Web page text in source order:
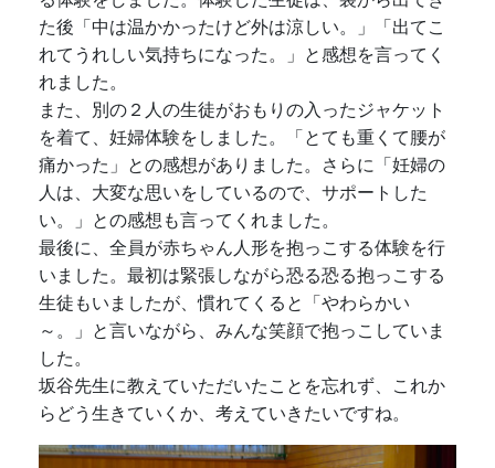
た後「中は温かかったけど外は涼しい。」「出てこ
れてうれしい気持ちになった。」と感想を言ってく
れました。
また、別の２人の生徒がおもりの入ったジャケット
を着て、妊婦体験をしました。「とても重くて腰が
痛かった」との感想がありました。さらに「妊婦の
人は、大変な思いをしているので、サポートした
い。」との感想も言ってくれました。
最後に、全員が赤ちゃん人形を抱っこする体験を行
いました。最初は緊張しながら恐る恐る抱っこする
生徒もいましたが、慣れてくると「やわらかい
～。」と言いながら、みんな笑顔で抱っこしていま
した。
坂谷先生に教えていただいたことを忘れず、これか
らどう生きていくか、考えていきたいですね。